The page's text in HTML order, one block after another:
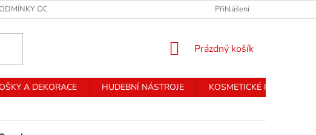
OCHRANY OSOBNÍCH ÚDAJŮ Přihlášení
NÁKUPNÍ
Prázdný košík
A DEKORACE HUDEBNÍ NÁSTROJE
KOSMETICKÉ PŘÍSTROJE